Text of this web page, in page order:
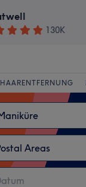
130K
HAARENTFERNUNG